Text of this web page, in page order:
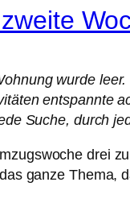
wurde
entspannte
Suche, durch
drei
ganze Thema,